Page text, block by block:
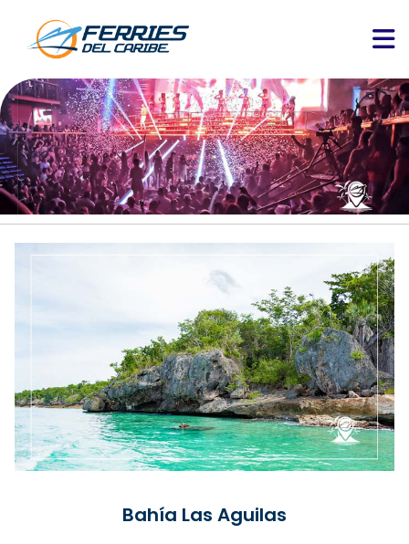
Bahía Las Aguilas